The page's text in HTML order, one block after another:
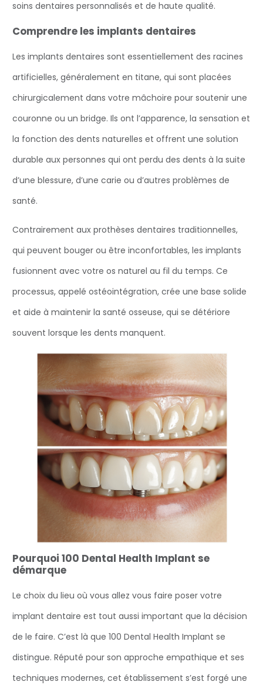
soins dentaires personnalisés et de haute qualité.
Comprendre les implants dentaires
Les implants dentaires sont essentiellement des racines
artificielles, généralement en titane, qui sont placées
chirurgicalement dans votre mâchoire pour soutenir une
couronne ou un bridge. Ils ont l’apparence, la sensation et
la fonction des dents naturelles et offrent une solution
durable aux personnes qui ont perdu des dents à la suite
d’une blessure, d’une carie ou d’autres problèmes de
santé.
Contrairement aux prothèses dentaires traditionnelles,
qui peuvent bouger ou être inconfortables, les implants
fusionnent avec votre os naturel au fil du temps. Ce
processus, appelé ostéointégration, crée une base solide
et aide à maintenir la santé osseuse, qui se détériore
souvent lorsque les dents manquent.
Pourquoi 100 Dental Health Implant se
démarque
Le choix du lieu où vous allez vous faire poser votre
implant dentaire est tout aussi important que la décision
de le faire. C’est là que 100 Dental Health Implant se
distingue. Réputé pour son approche empathique et ses
techniques modernes, cet établissement s’est forgé une